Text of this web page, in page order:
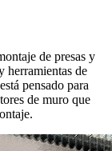
de presas y
herramientas de
pensado para
de muro que